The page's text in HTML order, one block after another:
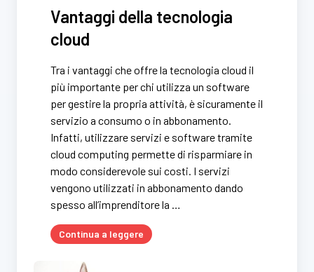
Vantaggi della tecnologia
cloud
Tra i vantaggi che offre la tecnologia cloud il
più importante per chi utilizza un software
per gestire la propria attività, è sicuramente il
servizio a consumo o in abbonamento.
Infatti, utilizzare servizi e software tramite
cloud computing permette di risparmiare in
modo considerevole sui costi. I servizi
vengono utilizzati in abbonamento dando
spesso all’imprenditore la …
Continua a leggere